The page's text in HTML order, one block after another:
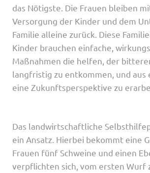
das Nötigste. Die Frauen bleiben
Versorgung der Kinder und dem
Familie alleine zurück. Diese
Kinder brauchen einfache,
Maßnahmen die helfen, der
langfristig zu entkommen, und aus
eine Zukunftsperspektive zu
Das landwirtschaftliche
ein Ansatz. Hierbei bekommt eine
Frauen fünf Schweine und einen
verpflichten sich, vom ersten Wurf